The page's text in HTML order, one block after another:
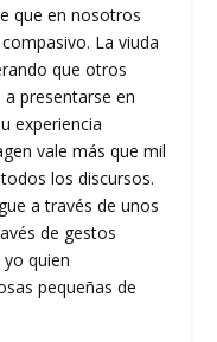
que en nosotros
La viuda
que otros
presentarse en
experiencia
vale más que mil
los discursos.
a través de unos
de gestos
quien
pequeñas de